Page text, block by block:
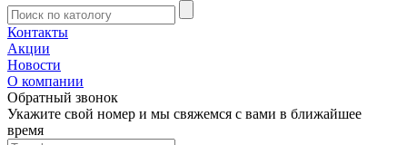
Контакты
Акции
Новости
О компании
Обратный звонок
Укажите свой номер и мы свяжемся с вами в ближайшее
время